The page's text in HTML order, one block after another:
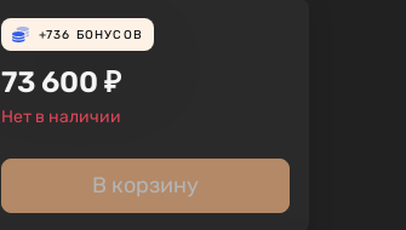
+736 БОНУСОВ
73 600 ₽
Нет в наличии
В корзину